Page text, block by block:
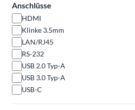
Anschlüsse
HDMI
Klinke 3.5mm
LAN/RJ45
RS-232
USB 2.0 Typ-A
USB 3.0 Typ-A
USB-C